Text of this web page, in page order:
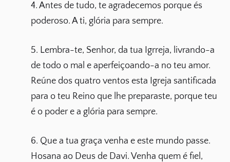
4. Antes de tudo, te agradecemos porque és
poderoso. A ti, glória para sempre.
5. Lembra-te, Senhor, da tua Igrreja, livrando-a
de todo o mal e aperfeiçoando-a no teu amor.
Reúne dos quatro ventos esta Igreja santificada
para o teu Reino que lhe preparaste, porque teu
é o poder e a glória para sempre.
6. Que a tua graça venha e este mundo passe.
Hosana ao Deus de Davi. Venha quem é fiel,